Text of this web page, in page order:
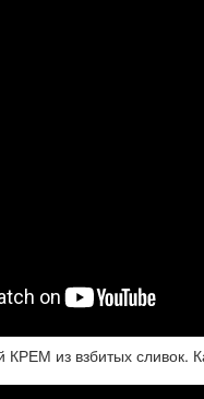
из взбитых сливок.